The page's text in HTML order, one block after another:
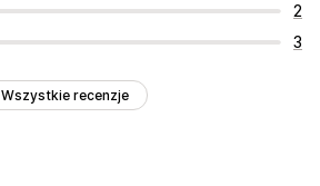
2
3
Wszystkie recenzje